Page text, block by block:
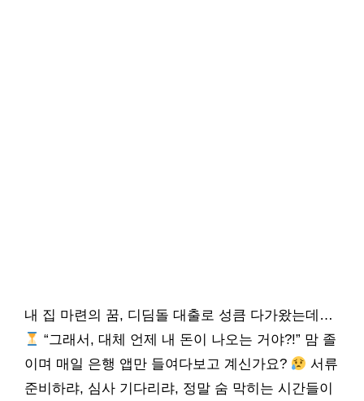
내 집 마련의 꿈, 디딤돌 대출로 성큼 다가왔는데…
“그래서, 대체 언제 내 돈이 나오는 거야?!” 맘 졸
이며 매일 은행 앱만 들여다보고 계신가요?
서류
준비하랴, 심사 기다리랴, 정말 숨 막히는 시간들이